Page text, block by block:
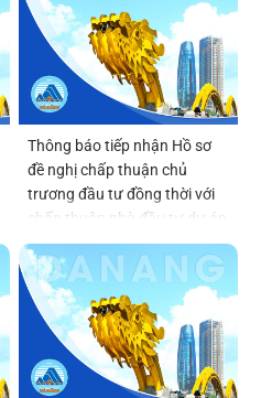
Thông báo tiếp nhận Hồ sơ
đề nghị chấp thuận chủ
trương đầu tư đồng thời với
chấp thuận nhà đầu tư dự án
Viện Nghiên cứu, phát triển,
ứng dụng công nghệ bán dẫn
và trí tuệ nhân tạo Đà Nẵng
(DSAI-TECH)